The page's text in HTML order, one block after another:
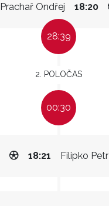
Prachař Ondřej 18:20
28:39
2. POLOČAS
00:30
Filipko Petr
18:21